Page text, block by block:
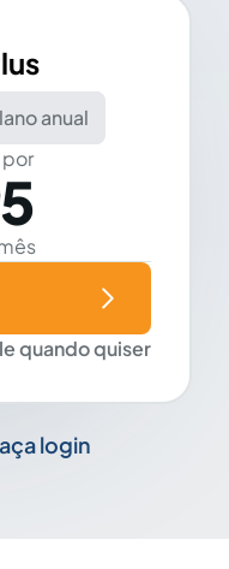
anual
por
quando quiser
login